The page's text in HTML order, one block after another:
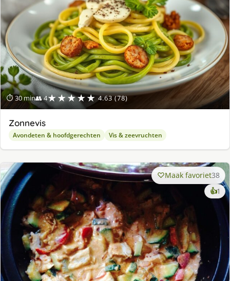
⏱ 30 min👥 4★★★★★ 4.63 (78)
Zonnevis
Avondeten & hoofdgerechten Vis & zeevruchten
Maak favoriet38
👍1